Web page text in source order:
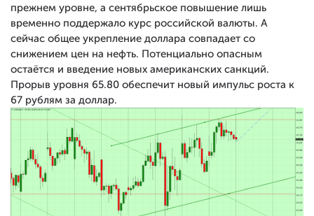
прежнем уровне, а сентябрьское повышение лишь
временно поддержало курс российской валюты. А
сейчас общее укрепление доллара совпадает со
снижением цен на нефть. Потенциально опасным
остаётся и введение новых американских санкций.
Прорыв уровня 65.80 обеспечит новый импульс роста к
67 рублям за доллар.